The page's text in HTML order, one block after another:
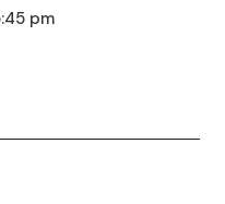
pm